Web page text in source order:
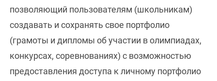
позволяющий пользователям (школьникам)
создавать и сохранять свое портфолио
(грамоты и дипломы об участии в олимпиадах,
конкурсах, соревнованиях) с возможностью
предоставления доступа к личному портфолио